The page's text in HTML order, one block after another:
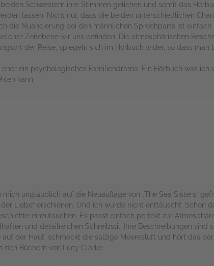
Schwestern ihre Stimmen geliehen und somit das
lassen. Nicht nur, dass die beiden unterschiedlichen
die Nuancierung bei den männlichen Sprechparts ist einfach
Zeitebene wir uns befinden. Die atmosphärischen
der Reise, spiegeln sich im Hörbuch wider, so dass
eher ein psychologisches Familiendrama. Ein Hörbuch was
kann.
unglaublich auf die Neuauflage von „The Sea Sisters“
Liebe“ erschienen. Und ich wurde nicht enttäuscht. Schon
einzutauchen. Es passt einfach perfekt zur
und detailreichen Schreibstil. Ihre Beschreibungen sind
der Haut, schmeckt die salzige Meeresluft und hört das
den Büchern von Lucy Clarke.